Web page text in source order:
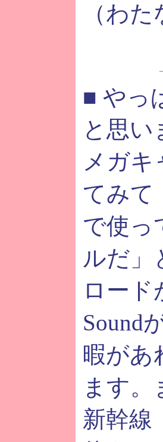
（わ
■ やっ
と思い
メガ
てみて
で使っ
ルだ」
ロード
Sound
暇があ
ます。
新幹線